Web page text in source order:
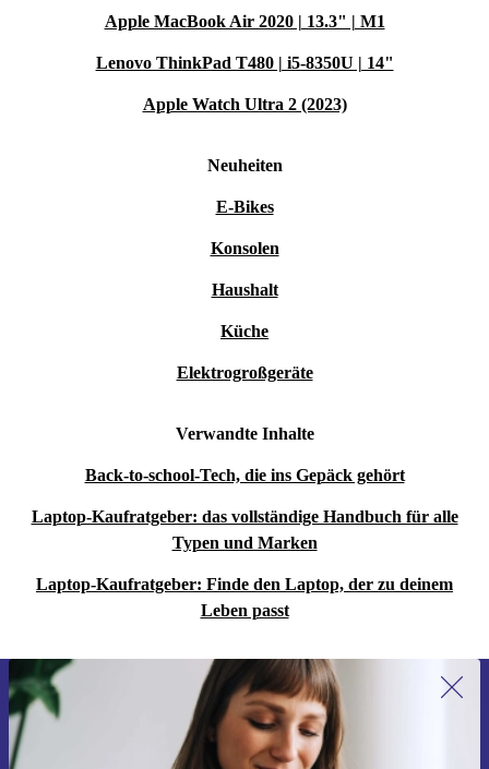
Apple MacBook Air 2020 | 13.3" | M1
Lenovo ThinkPad T480 | i5-8350U | 14"
Apple Watch Ultra 2 (2023)
Neuheiten
E-Bikes
Konsolen
Haushalt
Küche
Elektrogroßgeräte
Verwandte Inhalte
Back-to-school-Tech, die ins Gepäck gehört
Laptop-Kaufratgeber: das vollständige Handbuch für alle
Typen und Marken
Laptop-Kaufratgeber: Finde den Laptop, der zu deinem
Leben passt
Erstmals zum Newsletter anmelden,
15 € sparen!
Verpasse kein Angebot mehr.